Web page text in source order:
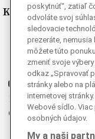
Kde nás nájdete
Facebook
Instagram
Ganjing
Youtube
Twitter
Telegram
poskytnúť“, zatiaľ
odvoláte svoj
sledovacie
prezeráte,
môžete túto
zmeniť svoje
odkaz „Spravovať
stránky alebo na
internetovej
Webové sídlo.
osobných údajov.
My a naši